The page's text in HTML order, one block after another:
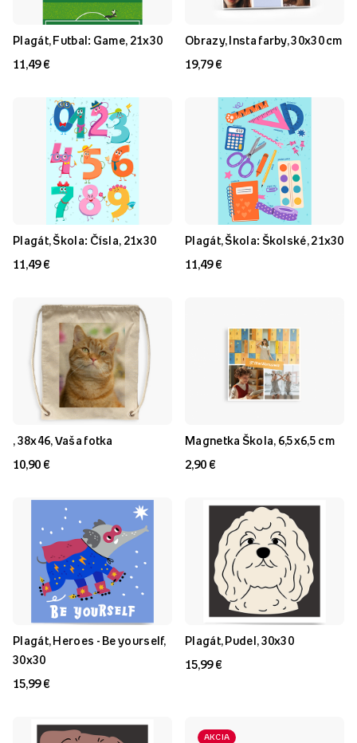
Plagát, Futbal: Game, 21x30
11,49 €
Obrazy, Insta farby, 30x30 cm
19,79 €
Plagát, Škola: Čísla, 21x30
11,49 €
Plagát, Škola: Školské, 21x30
11,49 €
, 38x46, Vaša fotka
10,90 €
Magnetka Škola, 6,5x6,5 cm
2,90 €
Plagát, Heroes - Be yourself,
30x30
15,99 €
Plagát, Pudel, 30x30
15,99 €
AKCIA